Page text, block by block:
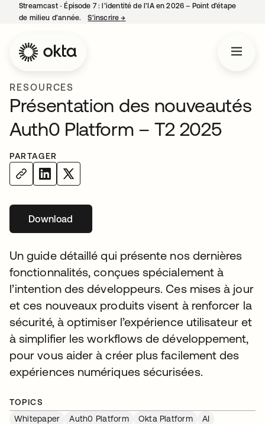
Streamcast ‑ Épisode 7 : l’identité de l’IA en 2026 – Point d’étape
de milieu d’année.
S’inscrire→
RESOURCES
Présentation des nouveautés
Auth0 Platform – T2 2025
PARTAGER
Downloads’ouvre dans un nouvel onglet
Un guide détaillé qui présente nos dernières
fonctionnalités, conçues spécialement à
l’intention des développeurs. Ces mises à jour
et ces nouveaux produits visent à renforcer la
sécurité, à optimiser l’expérience utilisateur et
à simplifier les workflows de développement,
pour vous aider à créer plus facilement des
expériences numériques sécurisées.
TOPICS
Whitepaper
Auth0 Platform Okta Platform
AI